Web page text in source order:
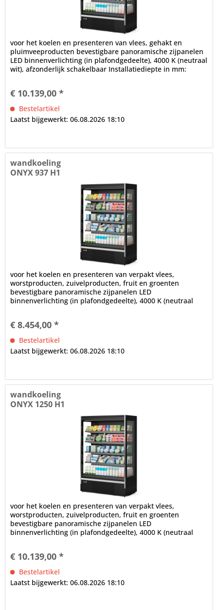
voor het koelen en presenteren van vlees, gehakt en
pluimveeproducten bevestigbare panoramische zijpanelen
LED binnenverlichting (in plafondgedeelte), 4000 K (neutraal
wit), afzonderlijk schakelbaar Installatiediepte in mm:
€ 10.139,00 *
Bestelartikel
Laatst bijgewerkt: 06.08.2026 18:10
wandkoeling
ONYX 937 H1
voor het koelen en presenteren van verpakt vlees,
worstproducten, zuivelproducten, fruit en groenten
bevestigbare panoramische zijpanelen LED
binnenverlichting (in plafondgedeelte), 4000 K (neutraal
€ 8.454,00 *
Bestelartikel
Laatst bijgewerkt: 06.08.2026 18:10
wandkoeling
ONYX 1250 H1
voor het koelen en presenteren van verpakt vlees,
worstproducten, zuivelproducten, fruit en groenten
bevestigbare panoramische zijpanelen LED
binnenverlichting (in plafondgedeelte), 4000 K (neutraal
€ 10.139,00 *
Bestelartikel
Laatst bijgewerkt: 06.08.2026 18:10